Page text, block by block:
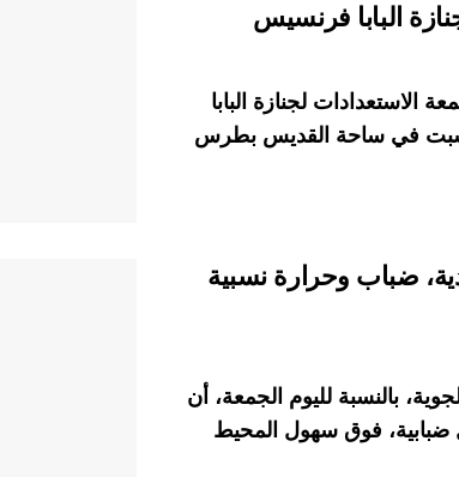
البابا فرنسيس
الاستعدادات لجنازة البابا
في ساحة القديس بطرس
ضباب وحرارة نسبية
بالنسبة لليوم الجمعة، أن
ضبابية، فوق سهول المحيط